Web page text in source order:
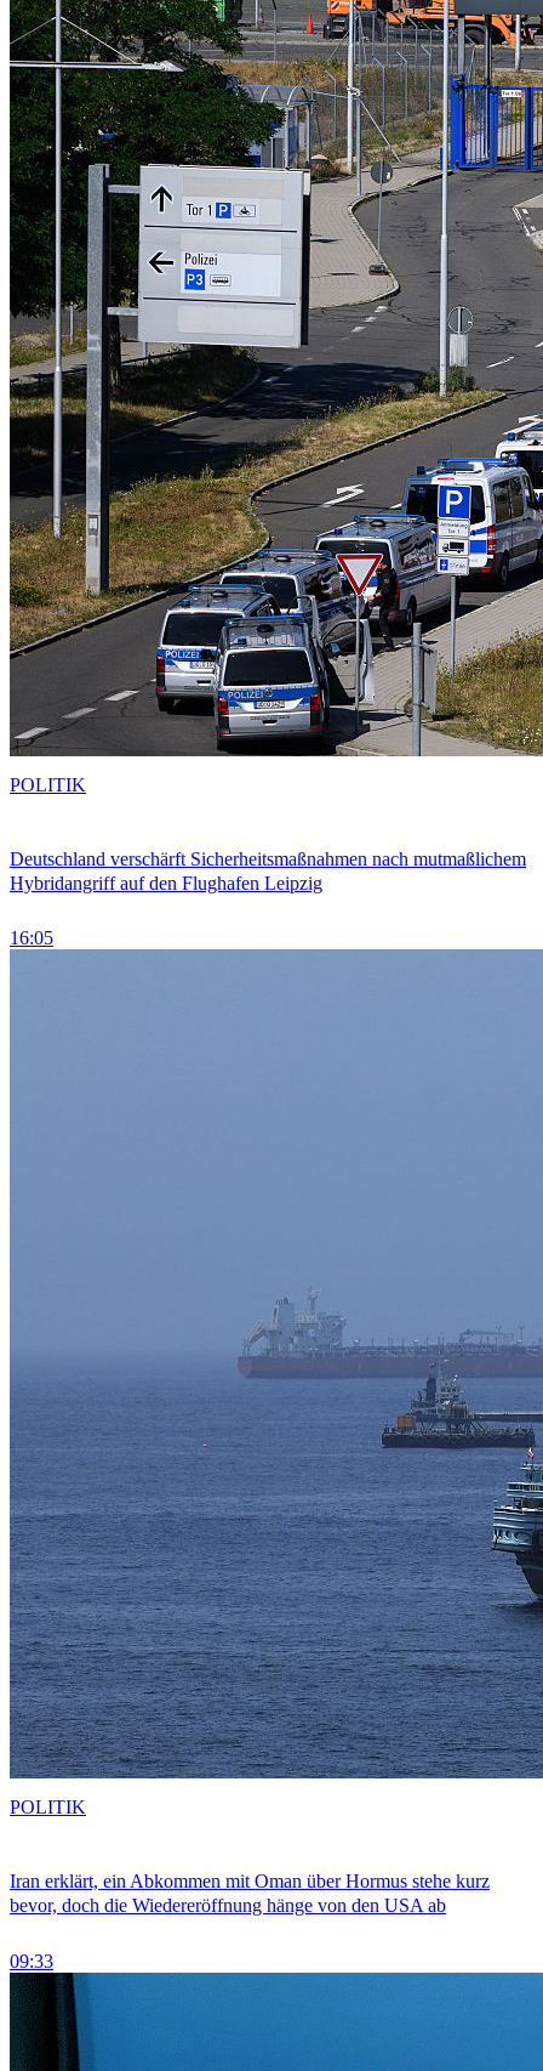
Deutschland verschärft Sicherheitsmaßnahmen nach mutmaßlichem
Hybridangriff auf den Flughafen Leipzig
16:05
POLITIK
Iran erklärt, ein Abkommen mit Oman über Hormus stehe kurz
bevor, doch die Wiedereröffnung hänge von den USA ab
09:33
POLITIK